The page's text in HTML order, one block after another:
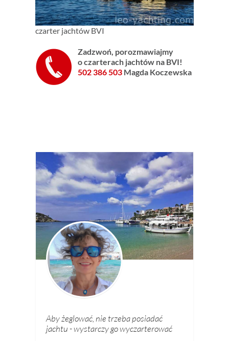
czarter jachtów BVI
Zadzwoń, porozmawiajmy
o czarterach jachtów na BVI!
502 386 503 Magda Koczewska
Aby żeglować, nie trzeba posiadać
jachtu - wystarczy go wyczarterować